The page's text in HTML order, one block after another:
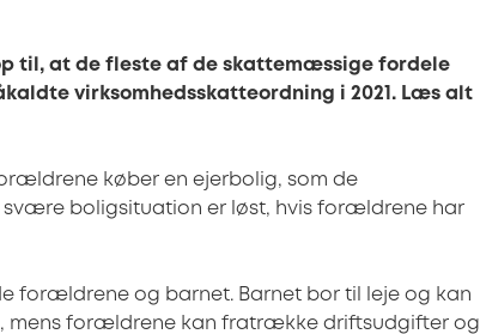
op til, at de fleste af de skattemæssige fordele
virksomhedsskatteordning i 2021. Læs alt
køber en ejerbolig, som de
svære boligsituation er løst, hvis forældrene har
forældrene og barnet. Barnet bor til leje og kan
mens forældrene kan fratrække driftsudgifter og